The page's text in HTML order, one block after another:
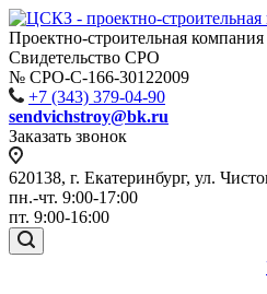
Проектно-строительная
Свидетельство СРО
№ СРО-С-166-30122009
+7 (343) 379-04-90
sendvichstroy@bk.ru
Заказать звонок
620138, г. Екатеринбург, ул.
пн.-чт. 9:00-17:00
пт. 9:00-16:00